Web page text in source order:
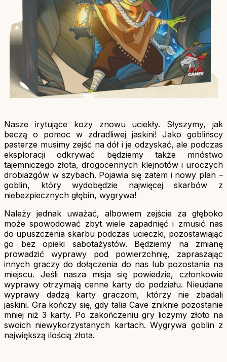
Nasze irytujące kozy znowu uciekły. Słyszymy, jak
beczą o pomoc w zdradliwej jaskini! Jako goblińscy
pasterze musimy zejść na dół i je odzyskać, ale podczas
eksploracji odkrywać będziemy także mnóstwo
tajemniczego złota, drogocennych klejnotów i uroczych
drobiazgów w szybach. Pojawia się zatem i nowy plan –
goblin, który wydobędzie najwięcej skarbów z
niebezpiecznych głębin, wygrywa!
Należy jednak uważać, albowiem zejście za głęboko
może spowodować zbyt wiele zapadnięć i zmusić nas
do upuszczenia skarbu podczas ucieczki, pozostawiając
go bez opieki sabotażystów. Będziemy na zmianę
prowadzić wyprawy pod powierzchnię, zapraszając
innych graczy do dołączenia do nas lub pozostania na
miejscu. Jeśli nasza misja się powiedzie, członkowie
wyprawy otrzymają cenne karty do podziału. Nieudane
wyprawy dadzą karty graczom, którzy nie zbadali
jaskini. Gra kończy się, gdy talia Cave zniknie pozostanie
mniej niż 3 karty. Po zakończeniu gry liczymy złoto na
swoich niewykorzystanych kartach. Wygrywa goblin z
największą ilością złota.